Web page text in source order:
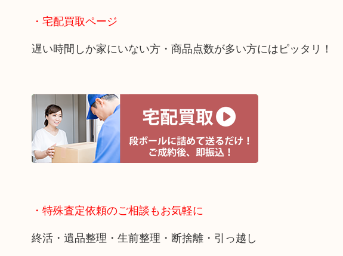
・宅配買取ページ
遅い時間しか家にいない方・商品点数が多い方にはピッタリ！
・特殊査定依頼のご相談もお気軽に
終活・遺品整理・生前整理・断捨離・引っ越し